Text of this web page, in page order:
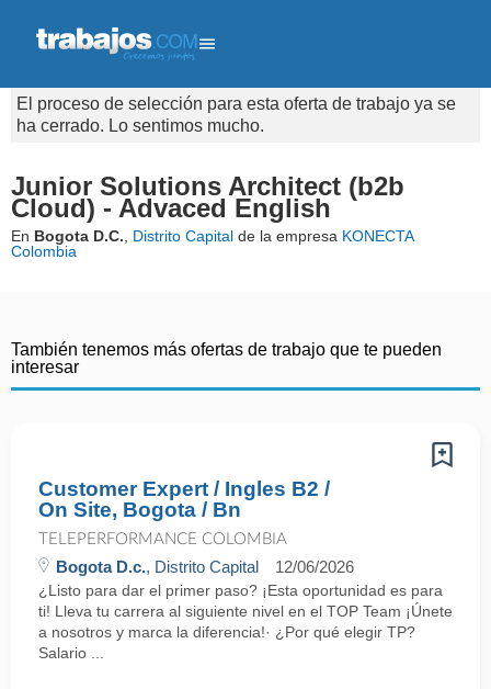
El proceso de selección para esta oferta de trabajo ya se
ha cerrado. Lo sentimos mucho.
Junior Solutions Architect (b2b
Cloud) - Advaced English
En Bogota D.C. Distrito Capital de la empresa KONECTA
Colombia
También tenemos más ofertas de trabajo que te pueden
interesar
Customer Expert / Ingles B2 /
On Site, Bogota / Bn
TELEPERFORMANCE COLOMBIA
Bogota D.c., Distrito Capital 12/06/2026
¿Listo para dar el primer paso? ¡Esta oportunidad es para
ti! Lleva tu carrera al siguiente nivel en el TOP Team ¡Únete
a nosotros y marca la diferencia!· ¿Por qué elegir TP?
Salario ...